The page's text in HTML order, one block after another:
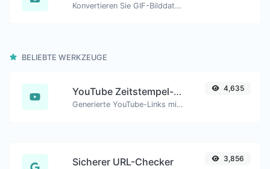
Konvertieren Sie GIF-Bilddateien einfach in WEBP.
BELIEBTE WERKZEUGE
YouTube Zeitstempel-Link-Generator
Generierte YouTube-Links mit genauem Startzeitstempel, hilfreich für mobile Nutzer.
4,635
Sicherer URL-Checker 3,856